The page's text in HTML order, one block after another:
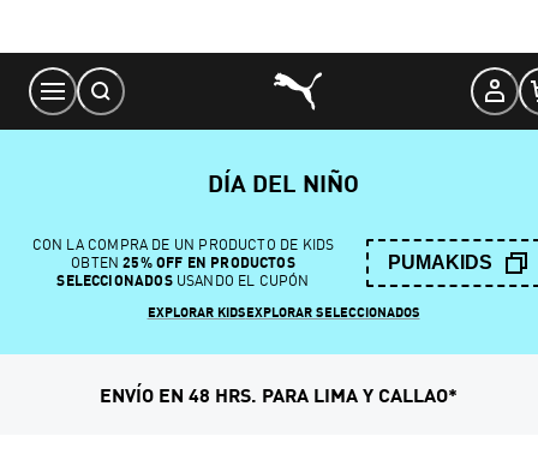
Content
DÍA DEL NIÑO
CON LA COMPRA DE UN PRODUCTO DE KIDS
OBTEN 25% OFF EN PRODUCTOS
SELECCIONADOSUSANDO EL CUPÓN
PUMAKIDS
EXPLORAR KIDSEXPLORAR SELECCIONADOS
ENVÍO EN 48 HRS. PARA LIMA Y CALLAO*